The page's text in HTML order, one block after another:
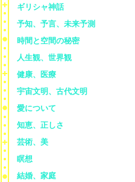
ギリシャ神話
予知、予言、未来予測
時間と空間の秘密
人生観、世界観
健康、医療
宇宙文明、古代文明
愛について
知恵、正しさ
芸術、美
瞑想
結婚、家庭